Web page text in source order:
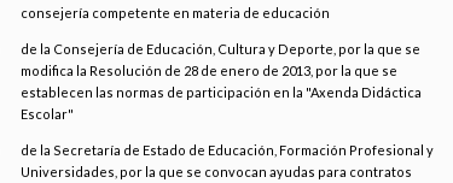
consejería competente en materia de educación
de la Consejería de Educación, Cultura y Deporte, por la que se
modifica la Resolución de 28 de enero de 2013, por la que se
establecen las normas de participación en la "Axenda Didáctica
Escolar"
de la Secretaría de Estado de Educación, Formación Profesional y
Universidades, por la que se convocan ayudas para contratos